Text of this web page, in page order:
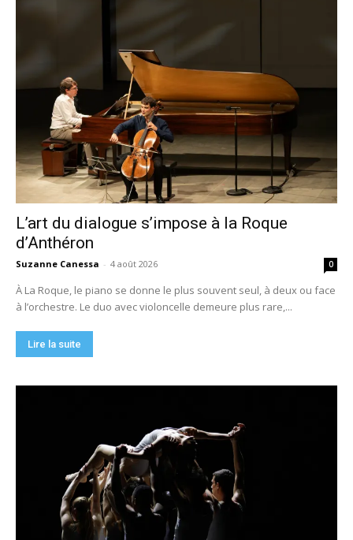
L’art du dialogue s’impose à la Roque
d’Anthéron
Suzanne Canessa - 4 août 2026 0
À La Roque, le piano se donne le plus souvent seul, à deux ou face
à l’orchestre. Le duo avec violoncelle demeure plus rare,...
Lire la suite